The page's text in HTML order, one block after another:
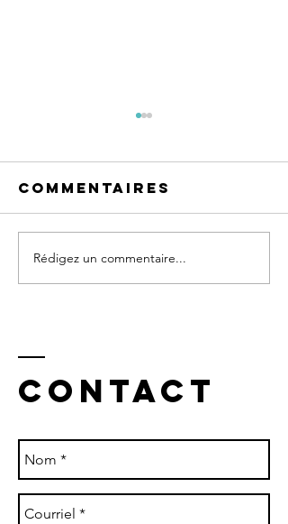
entrevue à
noustv
Commentaires
Rédigez un commentaire...
Contact